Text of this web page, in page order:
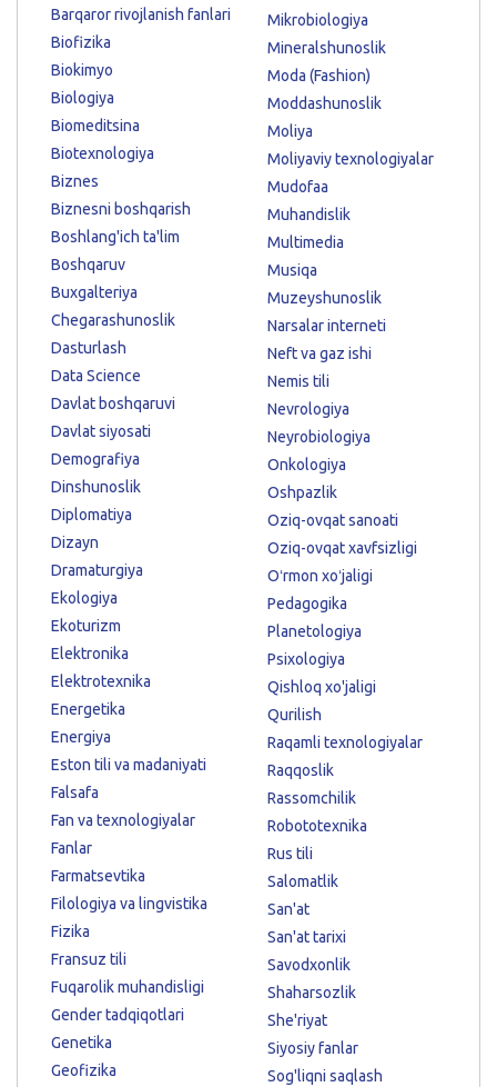
Barqaror rivojlanish fanlari
Biofizika
Biokimyo
Biologiya
Biomeditsina
Biotexnologiya
Biznes
Biznesni boshqarish
Boshlang'ich ta'lim
Boshqaruv
Buxgalteriya
Chegarashunoslik
Dasturlash
Data Science
Davlat boshqaruvi
Davlat siyosati
Demografiya
Dinshunoslik
Diplomatiya
Dizayn
Dramaturgiya
Ekologiya
Ekoturizm
Elektronika
Elektrotexnika
Energetika
Energiya
Eston tili va madaniyati
Falsafa
Fan va texnologiyalar
Fanlar
Farmatsevtika
Filologiya va lingvistika
Fizika
Fransuz tili
Fuqarolik muhandisligi
Gender tadqiqotlari
Genetika
Geofizika
Mikrobiologiya
Mineralshunoslik
Moda (Fashion)
Moddashunoslik
Moliya
Moliyaviy texnologiyalar
Mudofaa
Muhandislik
Multimedia
Musiqa
Muzeyshunoslik
Narsalar interneti
Neft va gaz ishi
Nemis tili
Nevrologiya
Neyrobiologiya
Onkologiya
Oshpazlik
Oziq-ovqat sanoati
Oziq-ovqat xavfsizligi
Oʻrmon xoʻjaligi
Pedagogika
Planetologiya
Psixologiya
Qishloq xo'jaligi
Qurilish
Raqamli texnologiyalar
Raqqoslik
Rassomchilik
Robototexnika
Rus tili
Salomatlik
San'at
San'at tarixi
Savodxonlik
Shaharsozlik
She'riyat
Siyosiy fanlar
Sog'liqni saqlash